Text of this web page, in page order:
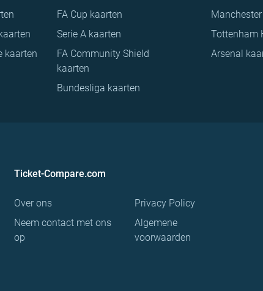
kaarten
FA Cup kaarten
Serie A kaarten
FA Community Shield
kaarten
Bundesliga kaarten
Tottenham
Arsenal
Ticket-Compare.com
Over ons
Neem contact met ons
op
Privacy Policy
Algemene
voorwaarden